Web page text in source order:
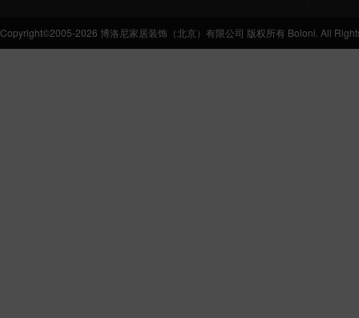
Copyright©2005-2026 博洛尼家居装饰（北京）有限公司 版权所有 Boloni. All